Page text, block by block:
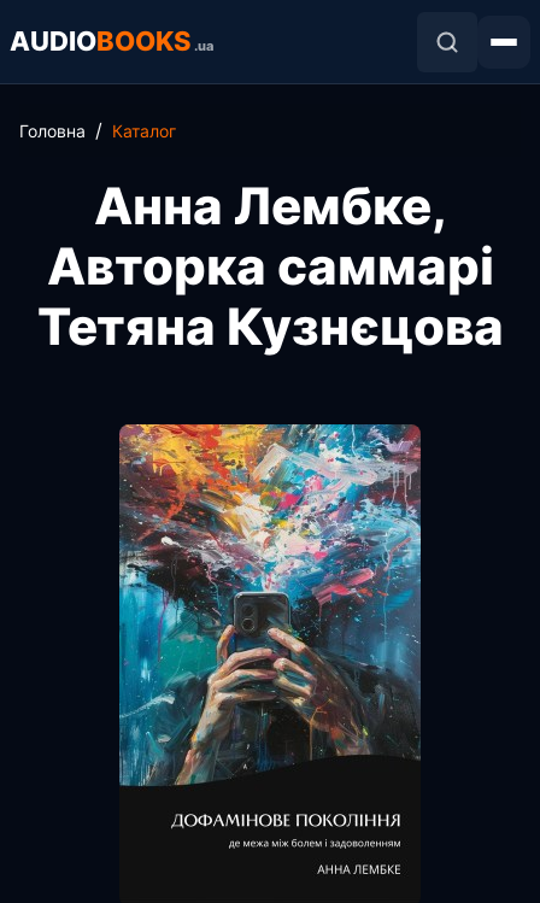
AUDIOBOOKS .ua
Головна Каталог
Анна Лембке,
Авторка саммарі
Тетяна Кузнєцова